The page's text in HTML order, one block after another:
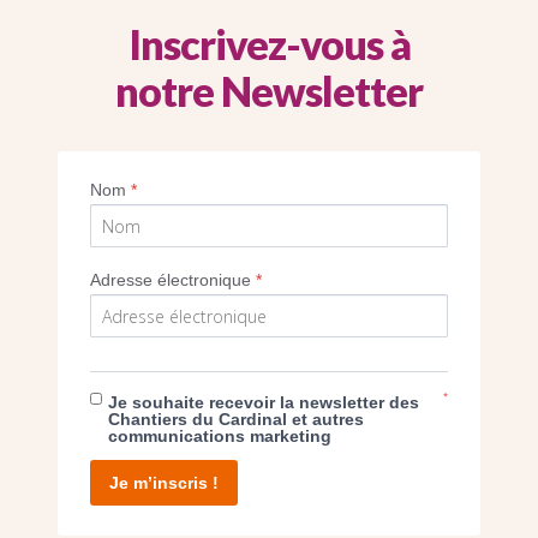
SEUL VOTRE DON
NOUS PERMET D’AGIR
Inscrivez-vous à
notre Newsletter
Nom*
Adresse électronique*
Je souhaite recevoir la newsletter des
Chantiers du Cardinal et autres
communications marketing
*
Je m’inscris !